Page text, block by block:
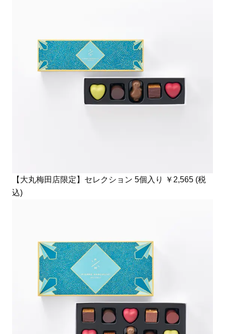
【大丸梅田店限定】セレクション 5個入り ￥2,565 (税
込)